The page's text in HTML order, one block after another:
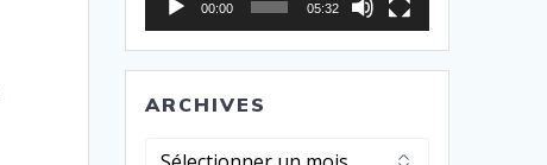
00:00 05:32
ARCHIVES
Archives